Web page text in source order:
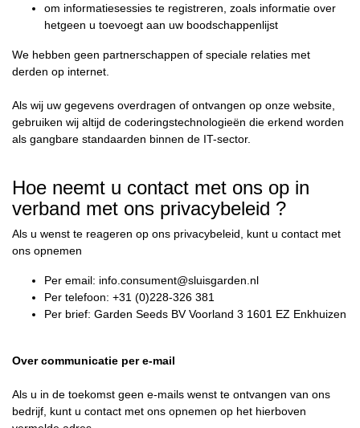
om informatiesessies te registreren, zoals informatie over
hetgeen u toevoegt aan uw boodschappenlijst
We hebben geen partnerschappen of speciale relaties met
derden op internet.
Als wij uw gegevens overdragen of ontvangen op onze website,
gebruiken wij altijd de coderingstechnologieën die erkend worden
als gangbare standaarden binnen de IT-sector.
Hoe neemt u contact met ons op in
verband met ons privacybeleid ?
Als u wenst te reageren op ons privacybeleid, kunt u contact met
ons opnemen
Per email: info.consument@sluisgarden.nl
Per telefoon: +31 (0)228-326 381
Per brief: Garden Seeds BV Voorland 3 1601 EZ Enkhuizen
Over communicatie per e-mail
Als u in de toekomst geen e-mails wenst te ontvangen van ons
bedrijf, kunt u contact met ons opnemen op het hierboven